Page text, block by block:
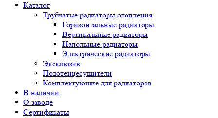
Каталог
Трубчатые радиаторы отопления
Горизонтальные радиаторы
Вертикальные радиаторы
Напольные радиаторы
Электрические радиаторы
Эксклюзив
Полотенцесушители
Комплектующие для радиаторов
В наличии
О заводе
Сертификаты